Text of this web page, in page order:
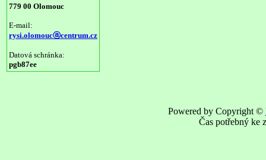
779 00 Olomouc
E-mail:
rysi.olomoucⓐcentrum.cz
Datová schránka:
pgb87ee
Powered by Copyright ©
Čas potřebný ke